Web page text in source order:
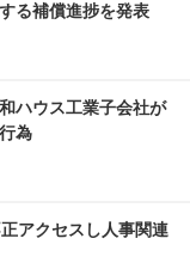
る補償進捗を発表
ハウス工業子会社が
為
アクセスし人事関連